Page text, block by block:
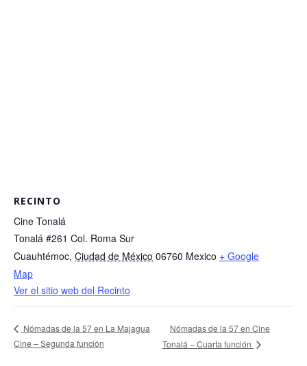
RECINTO
Cine Tonalá
Tonalá #261 Col. Roma Sur
Cuauhtémoc, Ciudad de México 06760 Mexico + Google
Map
Ver el sitio web del Recinto
Nómadas de la 57 en La Majagua
Cine – Segunda función
Nómadas de la 57 en Cine
Tonalá – Cuarta función